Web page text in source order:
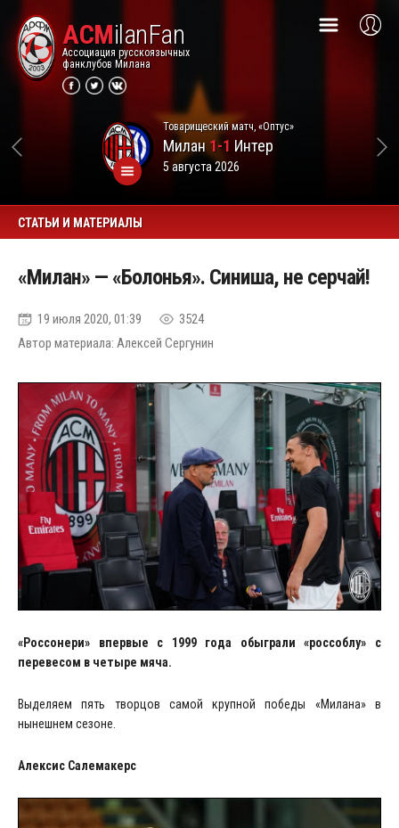
ACMilanFan
Ассоциация русскоязычных
фанклубов Милана
Товарищеский матч, «Оптус»
Милан1-1 Интер
5 августа 2026
СТАТЬИ И МАТЕРИАЛЫ
«Милан» — «Болонья». Синиша, не серчай!
19 июля 2020, 01:39
3524
Автор материала: Алексей Сергунин
«Россонери» впервые с 1999 года обыграли «россоблу» с
перевесом в четыре мяча.
Выделяем пять творцов самой крупной победы «Милана» в
нынешнем сезоне.
Алексис Салемакерс